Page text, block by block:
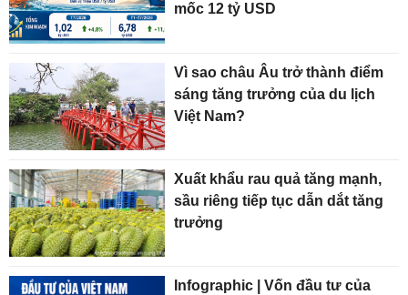
mốc 12 tỷ USD
Vì sao châu Âu trở thành điểm
sáng tăng trưởng của du lịch
Việt Nam?
Xuất khẩu rau quả tăng mạnh,
sầu riêng tiếp tục dẫn dắt tăng
trưởng
Infographic | Vốn đầu tư của